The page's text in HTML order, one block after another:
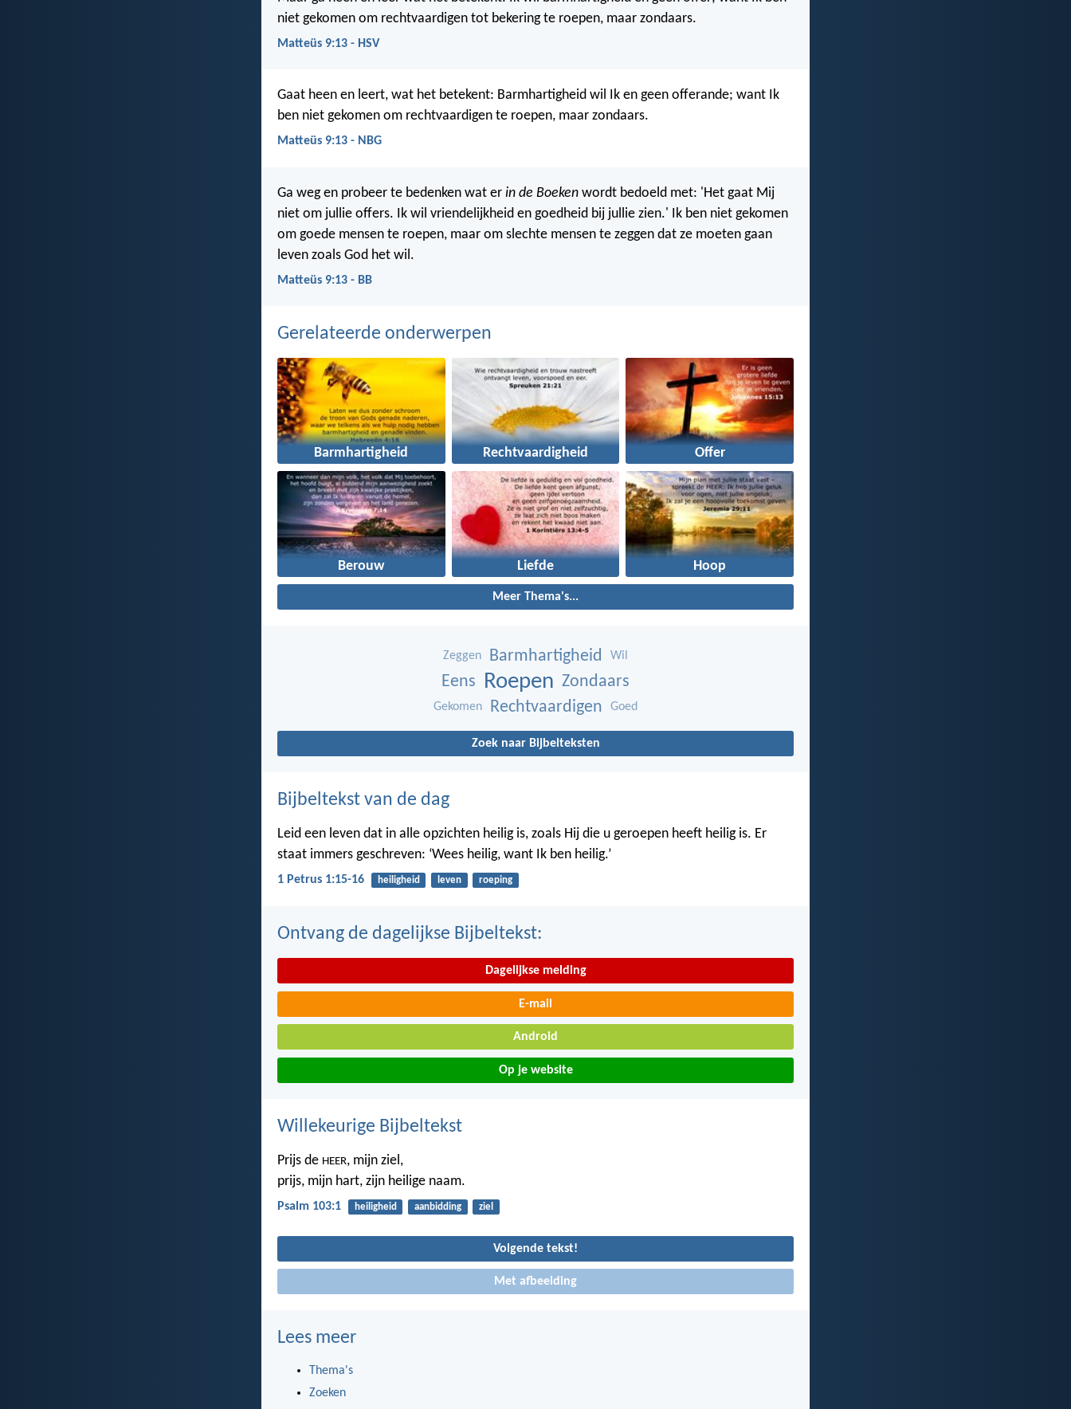
niet gekomen om rechtvaardigen tot bekering te roepen, maar zondaars.
Matteüs 9:13 - HSV
Gaat heen en leert, wat het betekent: Barmhartigheid wil Ik en geen offerande; want Ik
ben niet gekomen om rechtvaardigen te roepen, maar zondaars.
Matteüs 9:13 - NBG
Ga weg en probeer te bedenken wat er in de Boeken wordt bedoeld met: 'Het gaat Mij
niet om jullie offers. Ik wil vriendelijkheid en goedheid bij jullie zien.' Ik ben niet gekomen
om goede mensen te roepen, maar om slechte mensen te zeggen dat ze moeten gaan
leven zoals God het wil.
Matteüs 9:13 - BB
Gerelateerde onderwerpen
Barmhartigheid Rechtvaardigheid Offer
Berouw Liefde Hoop
Meer Thema's...
Zeggen Barmhartigheid Wil
Eens Roepen Zondaars
Gekomen Rechtvaardigen Goed
Zoek naar Bijbelteksten
Bijbeltekst van de dag
Leid een leven dat in alle opzichten heilig is, zoals Hij die u geroepen heeft heilig is. Er
staat immers geschreven: ‘Wees heilig, want Ik ben heilig.’
1 Petrus 1:15-16 heiligheid leven roeping
Ontvang de dagelijkse Bijbeltekst:
Dagelijkse melding
E-mail
Android
Op je website
Willekeurige Bijbeltekst
Prijs de HEER, mijn ziel,
prijs, mijn hart, zijn heilige naam.
Psalm 103:1 heiligheid aanbidding ziel
Volgende tekst!
Met afbeelding
Lees meer
Thema's
Zoeken